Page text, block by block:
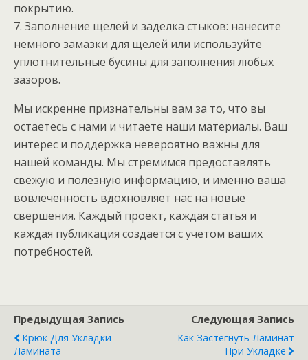
покрытию.
7. Заполнение щелей и заделка стыков: нанесите
немного замазки для щелей или используйте
уплотнительные бусины для заполнения любых
зазоров.
Мы искренне признательны вам за то, что вы
остаетесь с нами и читаете наши материалы. Ваш
интерес и поддержка невероятно важны для
нашей команды. Мы стремимся предоставлять
свежую и полезную информацию, и именно ваша
вовлеченность вдохновляет нас на новые
свершения. Каждый проект, каждая статья и
каждая публикация создается с учетом ваших
потребностей.
Предыдущая Запись
Крюк Для Укладки
Ламината
Следующая Запись
Как Застегнуть Ламинат
При Укладке